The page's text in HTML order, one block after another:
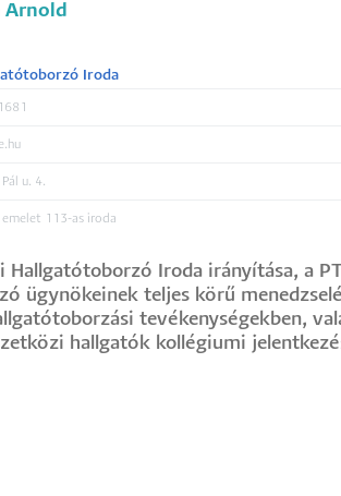
Arnold
Iroda
u. 4.
113-as iroda
Hallgatótoborzó Iroda irányítása, a
ügynökeinek teljes körű
tevékenységekben,
hallgatók kollégiumi